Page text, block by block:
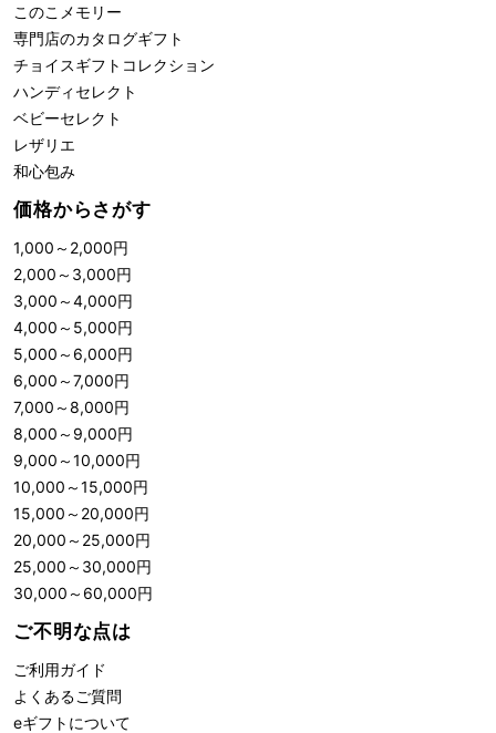
このこメモリー
専門店のカタログギフト
チョイスギフトコレクション
ハンディセレクト
ベビーセレクト
レザリエ
和心包み
価格からさがす
1,000 ～ 2,000円
2,000 ～ 3,000円
3,000 ～4,000円
4,000 ～ 5,000円
5,000 ～ 6,000円
6,000 ～7,000円
7,000 ～8,000円
8,000 ～ 9,000円
9,000 ～10,000円
10,000 ～15,000円
15,000 ～ 20,000円
20,000 ～ 25,000円
25,000 ～ 30,000円
30,000 ～ 60,000円
ご不明な点は
ご利用ガイド
よくあるご質問
eギフトについて